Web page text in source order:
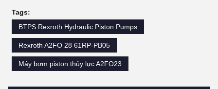
Tags:
BTPS Rexroth Hydraulic Piston Pumps
Rexroth A2FO 28 61RP-PB05
Máy bơm piston thủy lực A2FO23